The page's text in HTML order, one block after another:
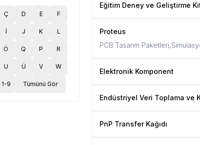
Ç D E F
İ J K L
Ö Q P R
U Ü V W
1-9 Tümünü Gör
Eğitim Deney ve Geliştirme
Proteus
PCB Tasarım Paketleri,
Elektronik Komponent
Endüstriyel Veri Toplama ve
PnP Transfer Kağıdı